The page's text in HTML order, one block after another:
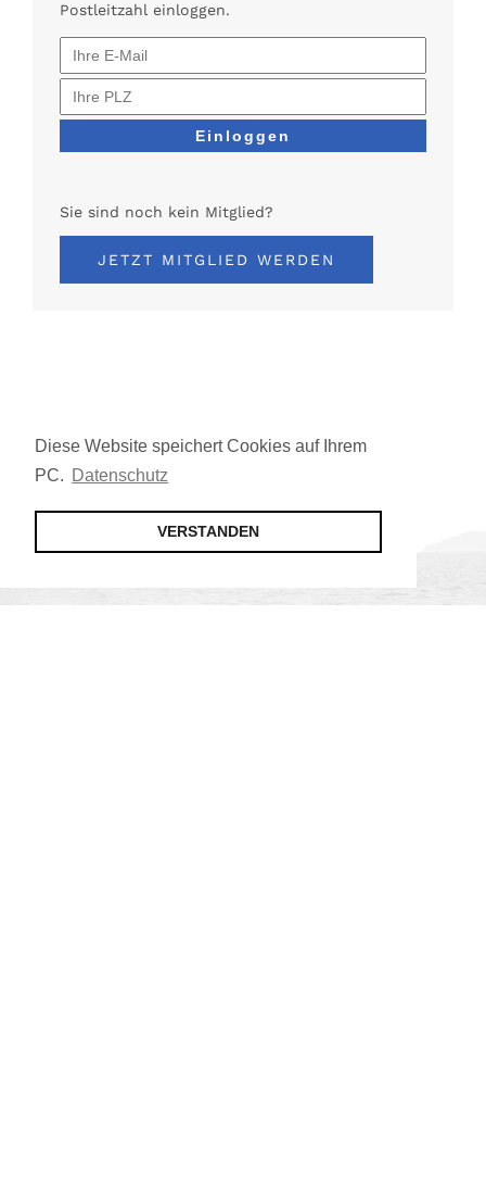
Diese Website speichert Cookies auf Ihrem
PC. Datenschutz
VERSTANDEN
Postleitzahl einloggen.
Sie sind noch kein Mitglied?
JETZT MITGLIED WERDEN